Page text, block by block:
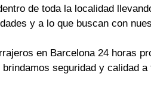
de toda la localidad
y a lo que buscan con
en Barcelona 24 horas
seguridad y calidad